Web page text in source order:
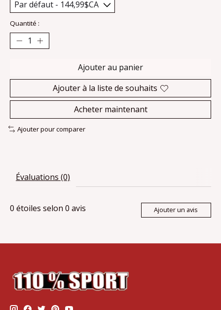
Quantité :
Ajouter au panier
Ajouter à la liste de souhaits
Acheter maintenant
Ajouter pour comparer
Évaluations (0)
0 étoiles selon 0 avis Ajouter un avis